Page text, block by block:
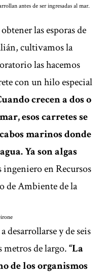
antes de ser ingresadas al mar.
las esporas de
cultivamos la
las hacemos
con un hilo especial
crecen a dos o
esos carretes se
marinos donde
Ya son algas
en Recursos
de Ambiente de la
desarrollarse y de seis
metros de largo.“La
de los organismos